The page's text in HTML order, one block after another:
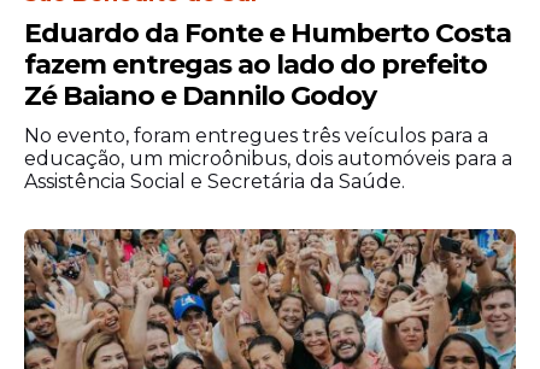
Eduardo da Fonte e Humberto Costa
fazem entregas ao lado do prefeito
Zé Baiano e Dannilo Godoy
No evento, foram entregues três veículos para a
educação, um microônibus, dois automóveis para a
Assistência Social e Secretária da Saúde.